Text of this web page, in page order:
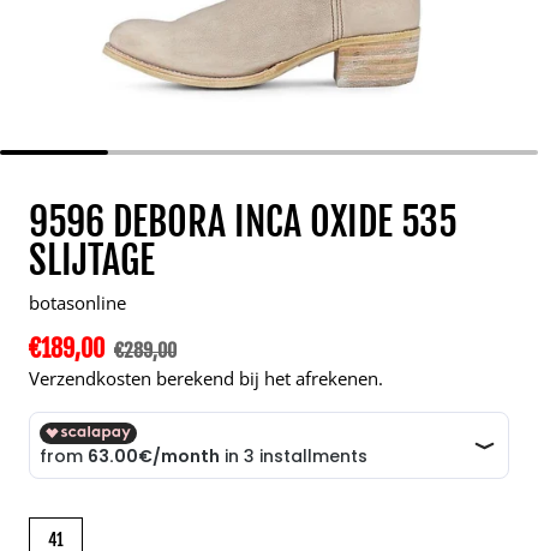
9596 DEBORA INCA OXIDE 535
SLIJTAGE
botasonline
Korting
€189,00 Normale prijs
€289,00
Verzendkosten berekend bij het afrekenen.
41